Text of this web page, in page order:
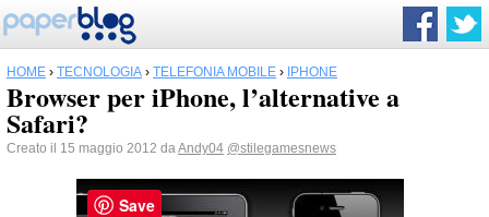
HOME › TECNOLOGIA › TELEFONIA MOBILE › IPHONE
Browser per iPhone, l’alternative a
Safari?
Creato il 15 maggio 2012 daAndy04 @stilegamesnews
Save